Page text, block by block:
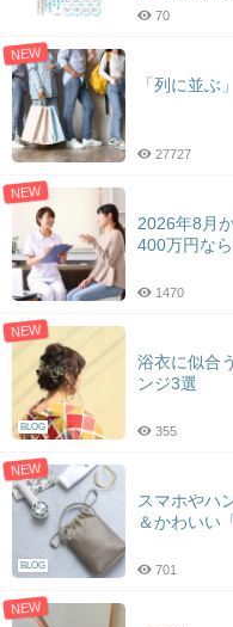
70
NEW
「列に並ぶ
27727
NEW
2026年8月
400万円な
1470
NEW
BLOG
浴衣に似合
ンジ3選
355
NEW
BLOG
スマホやハ
＆かわいい
701
NEW